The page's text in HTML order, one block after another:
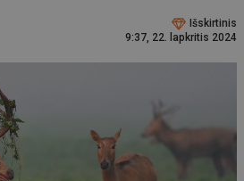
Išskirtinis
9:37, 22. lapkritis 2024